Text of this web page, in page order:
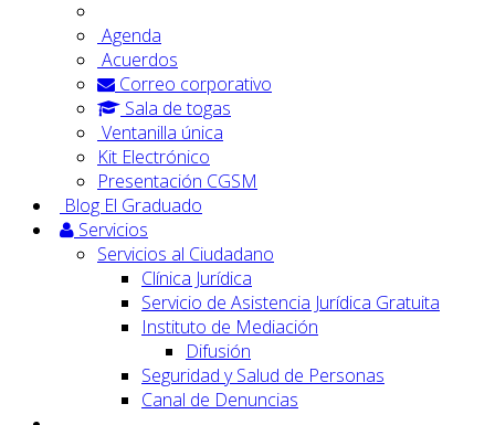
Agenda
Acuerdos
Correo corporativo
Sala de togas
Ventanilla única
Kit Electrónico
Presentación CGSM
Blog El Graduado
Servicios
Servicios al Ciudadano
Clínica Jurídica
Servicio de Asistencia Jurídica Gratuita
Instituto de Mediación
Difusión
Seguridad y Salud de Personas
Canal de Denuncias